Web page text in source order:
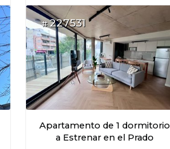
#227531
Apartamento de 1 dormitorio
a Estrenar en el Prado